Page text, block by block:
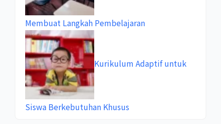
Membuat Langkah Pembelajaran
Kurikulum Adaptif untuk
Siswa Berkebutuhan Khusus